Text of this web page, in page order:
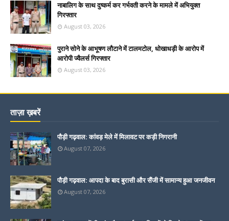
नाबालिग के साथ दुष्कर्म कर गर्भवती करने के मामले में अभियुक्त
गिरफ्तार
August 03, 2026
पुराने सोने के आभूषण लौटाने में टालमटोल, धोखाधड़ी के आरोप में
आरोपी ज्वैलर्स गिरफ्तार
August 03, 2026
ताज़ा ख़बरें
पौड़ी गढ़वाल: कांवड़ मेले में मिलावट पर कड़ी निगरानी
August 07, 2026
पौड़ी गढ़वाल: आपदा के बाद बुरासी और सैंजी में सामान्य हुआ जनजीवन
August 07, 2026